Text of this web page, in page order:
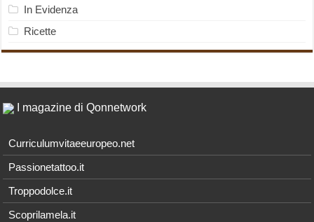
In Evidenza
Ricette
I magazine di Qonnetwork
Curriculumvitaeeuropeo.net
Passionetattoo.it
Troppodolce.it
Scoprilamela.it